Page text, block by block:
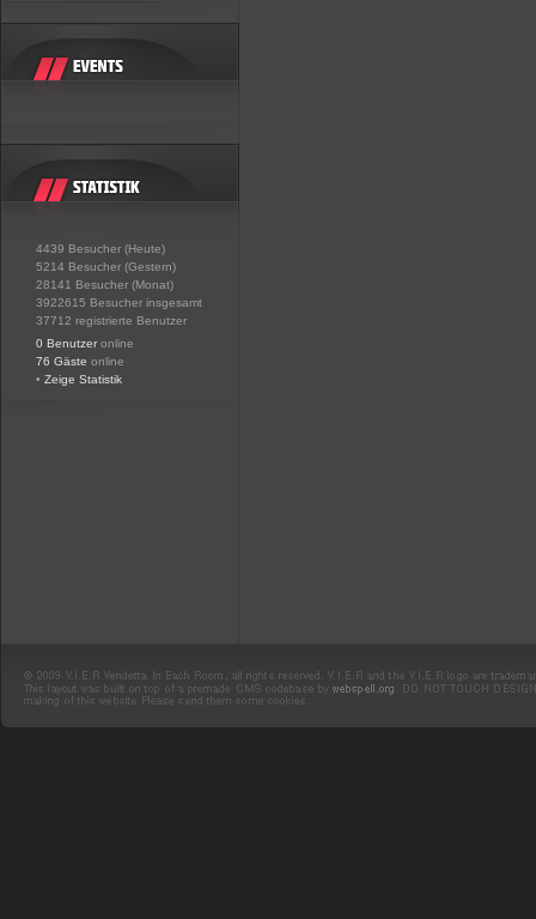
4439 Besucher (Heute)
5214 Besucher (Gestern)
28141 Besucher (Monat)
3922615 Besucher insgesamt
37712 registrierte Benutzer
0 Benutzer online
76 Gäste online
• Zeige Statistik